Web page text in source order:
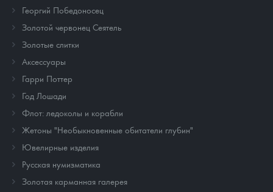
Георгий Победоносец
Золотой червонец Сеятель
Золотые слитки
Аксессуары
Гарри Поттер
Год Лошади
Флот: ледоколы и корабли
Жетоны "Необыкновенные обитатели глубин"
Ювелирные изделия
Русская нумизматика
Золотая карманная галерея